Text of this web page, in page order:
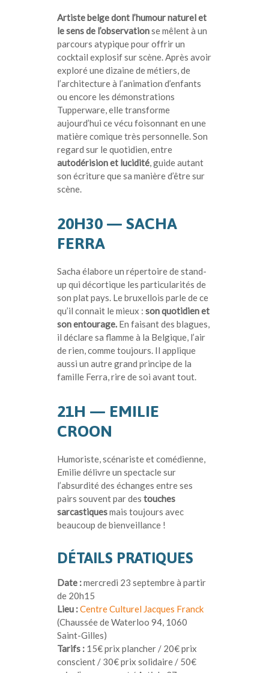
Artiste belge dont l’humour naturel et
le sens de l’observationse mêlent à un
parcours atypique pour offrir un
cocktail explosif sur scène. Après avoir
exploré une dizaine de métiers, de
l’architecture à l’animation d’enfants
ou encore les démonstrations
Tupperware, elle transforme
aujourd’hui ce vécu foisonnant en une
matière comique très personnelle. Son
regard sur le quotidien, entre
autodérision et lucidité, guide autant
son écriture que sa manière d’être sur
scène.
20H30 — SACHA
FERRA
Sacha élabore un répertoire de stand-
up qui décortique les particularités de
son plat pays. Le bruxellois parle de ce
qu’il connait le mieux : son quotidien et
son entourage. En faisant des blagues,
il déclare sa flamme à la Belgique, l’air
de rien, comme toujours. Il applique
aussi un autre grand principe de la
famille Ferra, rire de soi avant tout.
21H — EMILIE
CROON
Humoriste, scénariste et comédienne,
Emilie délivre un spectacle sur
l’absurdité des échanges entre ses
pairs souvent par des touches
sarcastiquesmais toujours avec
beaucoup de bienveillance !
DÉTAILS PRATIQUES
Date :mercredi 23 septembre à partir
de 20h15
Lieu :Centre Culturel Jacques Franck
(Chaussée de Waterloo 94, 1060
Saint-Gilles)
Tarifs : 15€ prix plancher / 20€ prix
conscient / 30€ prix solidaire / 50€